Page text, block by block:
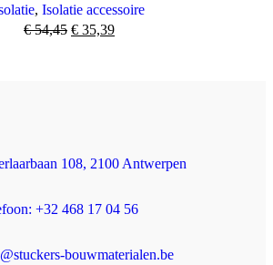
, Isolatie accessoire
€54,45 € 35,39
108, 2100 Antwerpen
+32 468 17 04 56
bouwmaterialen.be